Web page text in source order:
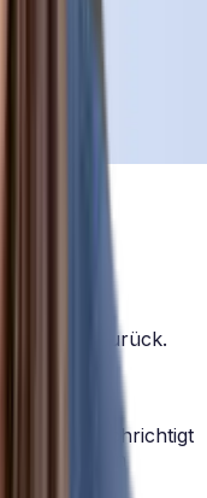
Zugriff.
zurück.
benachrichtigt